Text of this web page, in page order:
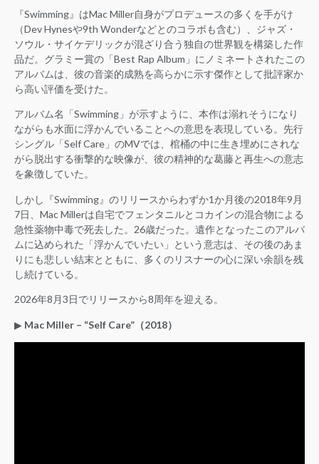
『Swimming』はMac Miller自身がプロデュースの多くを手がけ
（Dev Hynesや9th Wonderなどとのコラボも含む）、ジャズ・
ソウル・サイケデリックが混ざり合う独自の世界観を構築した作
品だ。グラミー賞の「Best Rap Album」にノミネートされたこの
アルバムは、彼の音楽的成熟を高らかに示す傑作として批評家か
ら高い評価を受けた。
アルバム名「Swimming」が示すように、本作は溺れそうになり
ながらも水面に浮かんでいることへの意思を表現している。先行
シングル「Self Care」のMVでは、棺桶の中に生き埋めにされな
がら脱出する衝撃的な映像が、彼の精神的な葛藤と再生への意志
を象徴していた。
しかし『Swimming』のリリースからわずか1か月後の2018年9月
7日、Mac Millerは自宅でフェンタニルとコカインの混合物による
急性薬物中毒で死去した。26歳だった。遺作となったこのアルバ
ムに込められた「浮かんでいたい」という意志は、その後のあま
りにも悲しい結末とともに、多くのリスナーの心に深い余韻を残
し続けている。
2026年8月3日でリリースから8周年を迎える。
▶︎ Mac Miller – “Self Care”（2018）